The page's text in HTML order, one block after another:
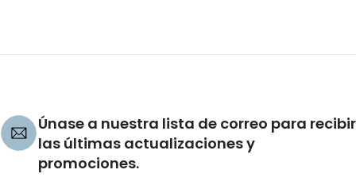
Únase a nuestra lista de correo para recibir
las últimas actualizaciones y
promociones.